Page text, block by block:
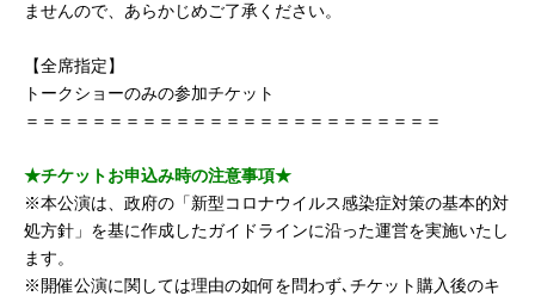
ませんので、あらかじめご了承ください。
【全席指定】
トークショーのみの参加チケット
＝＝＝＝＝＝＝＝＝＝＝＝＝＝＝＝＝＝＝＝＝＝＝＝＝
★チケットお申込み時の注意事項★
※本公演は、政府の「新型コロナウイルス感染症対策の基本的対
処方針」を基に作成したガイドラインに沿った運営を実施いたし
ます。
※開催公演に関しては理由の如何を問わず､チケット購入後のキ